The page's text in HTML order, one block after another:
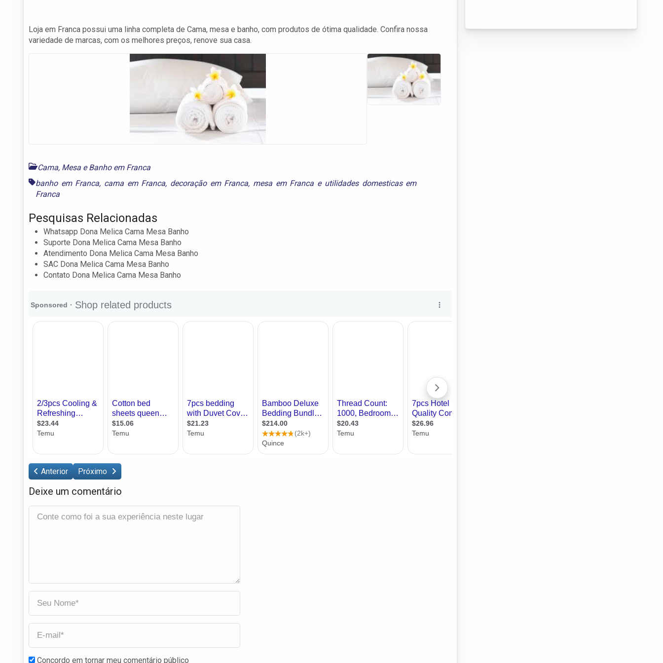
Loja em Franca possui uma linha completa de Cama, mesa e banho, com produtos de ótima qualidade. Confira nossa
variedade de marcas, com os melhores preços, renove sua casa.
Cama, Mesa e Banho em Franca
banho em Franca, cama em Franca, decoração em Franca, mesa em Franca e utilidades domesticas em
Franca
Pesquisas Relacionadas
Whatsapp Dona Melica Cama Mesa Banho
Suporte Dona Melica Cama Mesa Banho
Atendimento Dona Melica Cama Mesa Banho
SAC Dona Melica Cama Mesa Banho
Contato Dona Melica Cama Mesa Banho
Anterior Próximo
Deixe um comentário
Concordo em tornar meu comentário público